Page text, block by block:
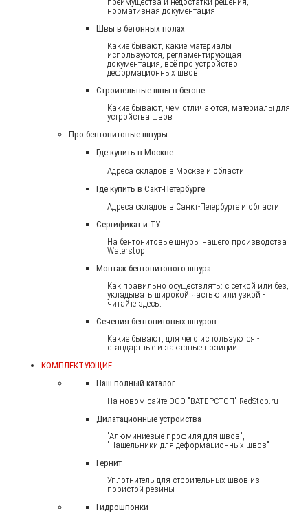
нормативная документация
Швы в бетонных полах
Какие бывают, какие материалы
используются, регламентирующая
документация, всё про устройство
деформационных швов
Строительные швы в бетоне
Какие бывают, чем отличаются, материалы для
устройства швов
Про бентонитовые шнуры
Где купить в Москве
Адреса складов в Москве и области
Где купить в Сакт-Петербурге
Адреса складов в Санкт-Петербурге и области
Сертификат и ТУ
На бентонитовые шнуры нашего производства
Waterstop
Монтаж бентонитового шнура
Как правильно осуществлять: с сеткой или без,
укладывать широкой частью или узкой -
читайте здесь.
Сечения бентонитовых шнуров
Какие бывают, для чего используются -
стандартные и заказные позиции
КОМПЛЕКТУЮЩИЕ
Наш полный каталог
На новом сайте ООО "ВАТЕРСТОП" RedStop.ru
Дилатационные устройства
"Алюминиевые профиля для швов",
"Нащельники для деформационных швов"
Гернит
Уплотнитель для строительных швов из
пористой резины
Гидрошпонки